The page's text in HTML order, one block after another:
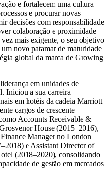
e fortalecem uma cultura
e procurar novas
decisões com responsabilidade
colaboração e proximidade
mais exigente, o seu objetivo
novo patamar de maturidade
global da marca de Growing
em unidades de
Iniciou a sua carreira
em hotéis da cadeia Marriott
cargos de crescente
Accounts Receivable &
House (2015–2016),
Manager no London
e Assistant Director of
(2018–2020), consolidando
de gestão em mercados